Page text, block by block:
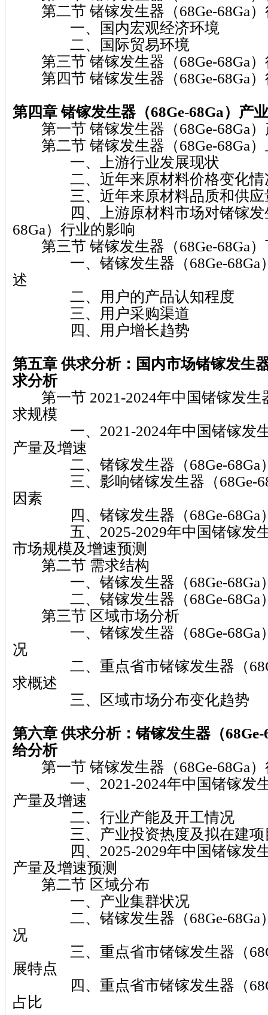
第二节 锗镓发生器（68Ge-68Ga）
一、国内宏观经济环境
二、国际贸易环境
第三节 锗镓发生器（68Ge-68Ga）
第四节 锗镓发生器（68Ge-68Ga）
第四章 锗镓发生器（68Ge-68Ga） 产
第一节 锗镓发生器（68Ge-68Ga）
第二节 锗镓发生器（68Ge-68Ga）
一、上游行业发展现状
二、近年来原材料价格变化情
三、近年来原材料品质和供应
四、上游原材料市场对锗镓发
68Ga）行业的影响
第三节 锗镓发生器（68Ge-68Ga）
一、锗镓发生器（68Ge-68Ga）
述
二、用户的产品认知程度
三、用户采购渠道
四、用户增长趋势
第五章供求分析：国内市场锗镓发生
求分析
第一节 2021-2024年中国锗镓发生
求规模
一、2021-2024年中国锗镓发生
产量及增速
二、锗镓发生器（68Ge-68Ga
三、影响锗镓发生器（68Ge-
因素
四、锗镓发生器（68Ge-68Ga
五、2025-2029年中国锗镓发生
市场规模及增速预测
第二节 需求结构
一、锗镓发生器（68Ge-68Ga
二、锗镓发生器（68Ge-68Ga
第三节 区域市场分析
一、锗镓发生器（68Ge-68Ga）
况
二、重点省市锗镓发生器（
求概述
三、区域市场分布变化趋势
第六章供求分析：锗镓发生器（68Ge-
给分析
第一节 锗镓发生器（68Ge-68Ga）
一、2021-2024年中国锗镓发生
产量及增速
二、行业产能及开工情况
三、产业投资热度及拟在建项
四、2025-2029年中国锗镓发生
产量及增速预测
第二节 区域分布
一、产业集群状况
二、锗镓发生器（68Ge-68Ga）
况
三、重点省市锗镓发生器（
展特点
四、重点省市锗镓发生器（
占比